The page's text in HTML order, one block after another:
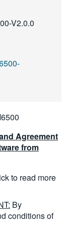
V2.0.0
Agreement
from
to read more
By
conditions of